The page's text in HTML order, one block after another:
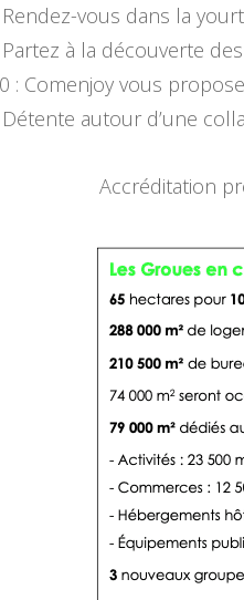
Rendez-vous dans la
Partez à la découverte
: Comenjoy vous
Détente autour d’une
Accréditation